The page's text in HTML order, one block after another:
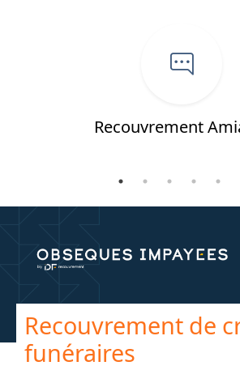
Recouvrement
Recouvrement de
funéraires